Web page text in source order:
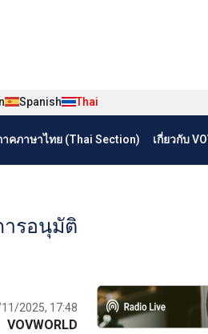
Spanish Thai
คภาษาไทย (Thai Section) เกี่ยวกับ
รอนุมัติ
2025, 17:48
VOVWORLD